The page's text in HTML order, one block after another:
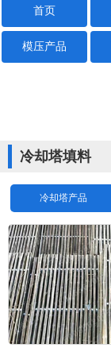
首页
模压产品
冷却塔填料
冷却塔产品